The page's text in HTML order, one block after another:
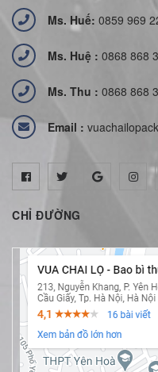
Ms. Huế: 0859 969
Ms. Huệ : 0868 868
Ms. Thu : 0868 868
Email :
CHỈ ĐƯỜNG